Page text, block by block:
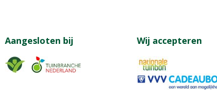
Aangesloten bij Wij accepteren